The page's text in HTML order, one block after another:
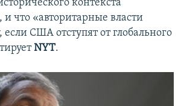
контекста
что «авторитарные власти
если США отступят от глобального
NYT.